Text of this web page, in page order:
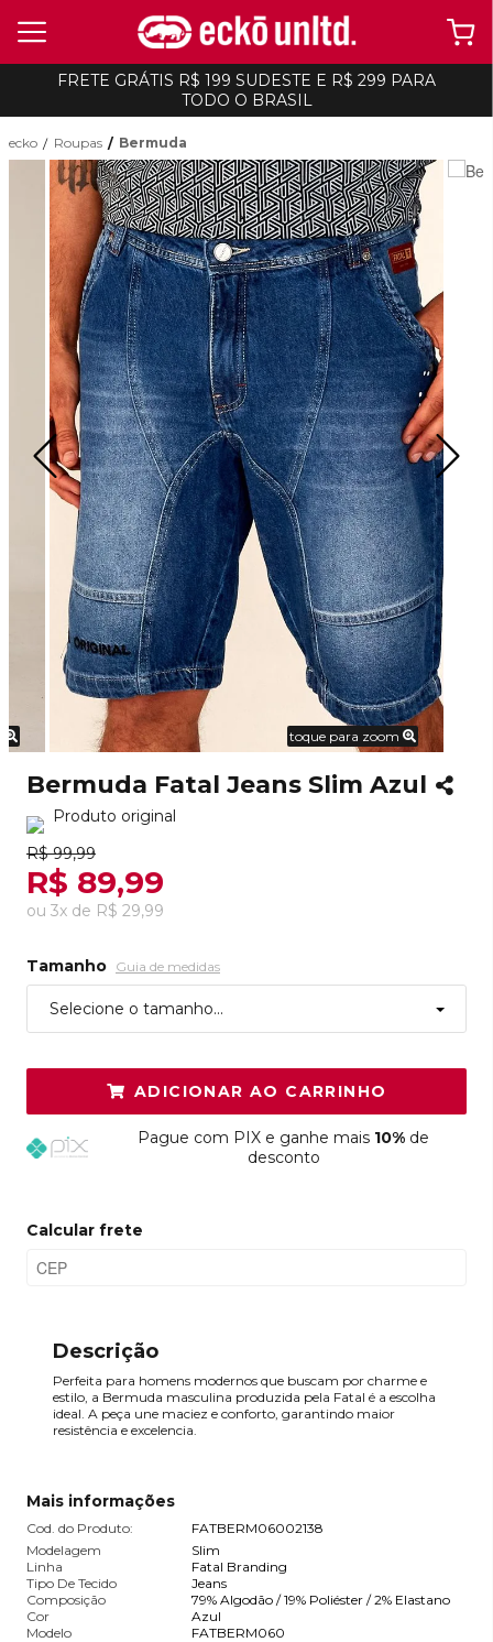
FRETE GRÁTIS R$ 199 SUDESTE E R$ 299 PARA
TODO O BRASIL
ecko Roupas Bermuda
toque para zoom
Bermuda Fatal Jeans Slim Azul
Produto original
R$ 99,99
R$ 89,99
ou 3x de R$ 29,99
Tamanho Guia de medidas
Selecione o tamanho...
ADICIONAR AO CARRINHO
Pague com PIX e ganhe mais 10% de
desconto
Calcular frete
Descrição
Perfeita para homens modernos que buscam por charme e
estilo, a Bermuda masculina produzida pela Fatal é a escolha
ideal. A peça une maciez e conforto, garantindo maior
resistência e excelencia.
Mais informações
Cod. do Produto:
FATBERM06002138
Modelagem
Slim
Linha
Fatal Branding
Tipo De Tecido
Jeans
Composição
79% Algodão / 19% Poliéster / 2% Elastano
Cor
Azul
Modelo
FATBERM060